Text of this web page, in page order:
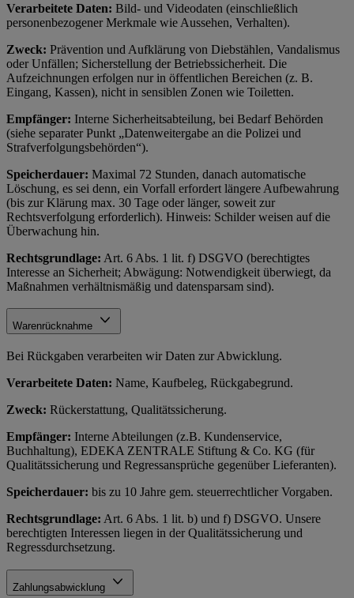
Verarbeitete Daten: Bild- und Videodaten (einschließlich
personenbezogener Merkmale wie Aussehen, Verhalten).
Zweck: Prävention und Aufklärung von Diebstählen, Vandalismus
oder Unfällen; Sicherstellung der Betriebssicherheit. Die
Aufzeichnungen erfolgen nur in öffentlichen Bereichen (z. B.
Eingang, Kassen), nicht in sensiblen Zonen wie Toiletten.
Empfänger: Interne Sicherheitsabteilung, bei Bedarf Behörden
(siehe separater Punkt „Datenweitergabe an die Polizei und
Strafverfolgungsbehörden“).
Speicherdauer: Maximal 72 Stunden, danach automatische
Löschung, es sei denn, ein Vorfall erfordert längere Aufbewahrung
(bis zur Klärung max. 30 Tage oder länger, soweit zur
Rechtsverfolgung erforderlich). Hinweis: Schilder weisen auf die
Überwachung hin.
Rechtsgrundlage: Art. 6 Abs. 1 lit. f) DSGVO (berechtigtes
Interesse an Sicherheit; Abwägung: Notwendigkeit überwiegt, da
Maßnahmen verhältnismäßig und datensparsam sind).
Warenrücknahme
Bei Rückgaben verarbeiten wir Daten zur Abwicklung.
Verarbeitete Daten: Name, Kaufbeleg, Rückgabegrund.
Zweck: Rückerstattung, Qualitätssicherung.
Empfänger: Interne Abteilungen (z.B. Kundenservice,
Buchhaltung), EDEKA ZENTRALE Stiftung & Co. KG (für
Qualitätssicherung und Regressansprüche gegenüber Lieferanten).
Speicherdauer: bis zu 10 Jahre gem. steuerrechtlicher Vorgaben.
Rechtsgrundlage: Art. 6 Abs. 1 lit. b) und f) DSGVO. Unsere
berechtigten Interessen liegen in der Qualitätssicherung und
Regressdurchsetzung.
Zahlungsabwicklung